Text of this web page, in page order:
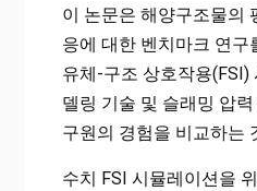
이 논문은 해양구조물의
응에 대한 벤치마크 연구
유체-구조 상호작용(FSI)
델링 기술 및 슬래밍 압
구원의 경험을 비교하는
수치 FSI 시뮬레이션을